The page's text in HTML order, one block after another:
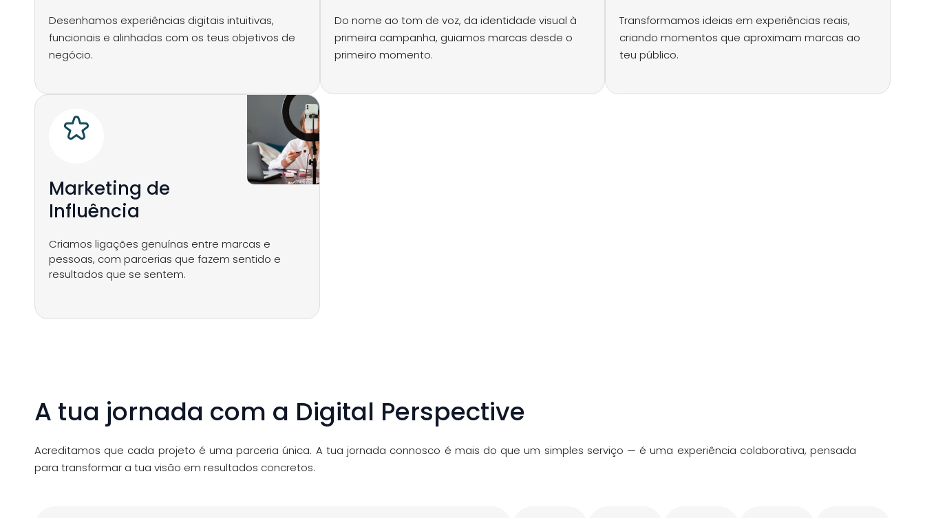
Desenhamos experiências digitais intuitivas,
funcionais e alinhadas com os teus objetivos de
negócio.
Do nome ao tom de voz, da identidade visual à
primeira campanha, guiamos marcas desde o
primeiro momento.
Transformamos ideias em experiências reais,
criando momentos que aproximam marcas ao
teu público.
Marketing de
Influência
Criamos ligações genuínas entre marcas e
pessoas, com parcerias que fazem sentido e
resultados que se sentem.
A tua jornada com a Digital Perspective
Acreditamos que cada projeto é uma parceria única. A tua jornada connosco é mais do que um simples serviço — é uma experiência colaborativa, pensada
para transformar a tua visão em resultados concretos.